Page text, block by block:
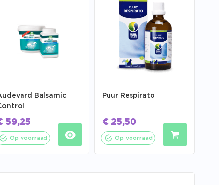
Balsamic
59,25
Op voorraad
Puur Respirato
€ 25,50
Op voorraad